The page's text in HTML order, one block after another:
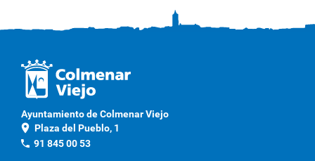
Ayuntamiento de Colmenar Viejo
location_on Plaza del Pueblo, 1
phone 91 845 00 53